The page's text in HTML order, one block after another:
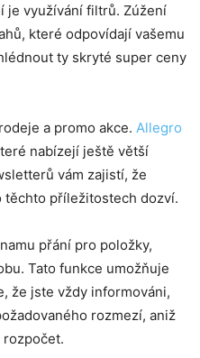
je využívání filtrů. Zúžení
které odpovídají vašemu
ty skryté super ceny
a promo akce. Allegro
nabízejí ještě větší
vám zajistí, že
těchto příležitostech dozví.
přání pro položky,
Tato funkce umožňuje
že jste vždy informováni,
rozmezí, aniž